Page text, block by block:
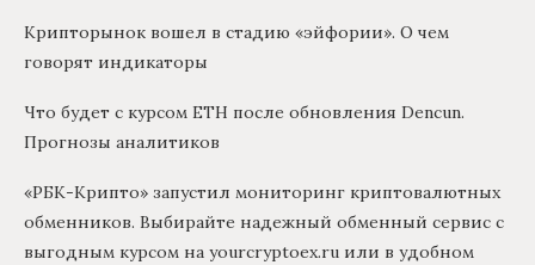
Крипторынок вошел в стадию «эйфории». О чем
говорят индикаторы
Что будет с курсом ETH после обновления Dencun.
Прогнозы аналитиков
«РБК-Крипто» запустил мониторинг криптовалютных
обменников. Выбирайте надежный обменный сервис с
выгодным курсом на yourcryptoex.ru или в удобном